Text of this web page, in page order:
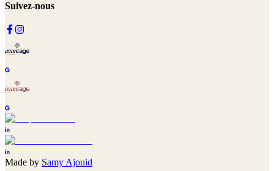
Suivez-nous
Made by Samy Ajouid